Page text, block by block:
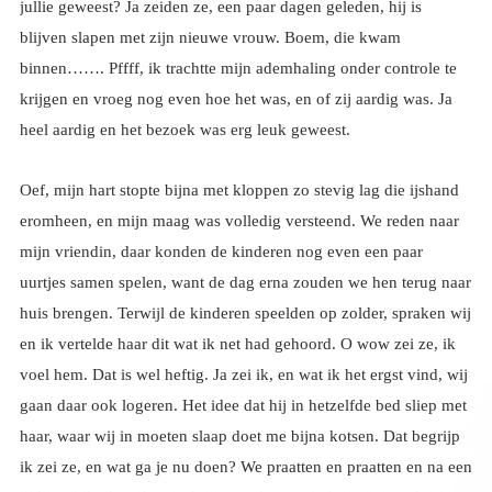
heel aardig en het bezoek was erg leuk geweest.
Oef, mijn hart stopte bijna met kloppen zo stevig lag die ijshand
eromheen, en mijn maag was volledig versteend. We reden naar
mijn vriendin, daar konden de kinderen nog even een paar
uurtjes samen spelen, want de dag erna zouden we hen terug naar
huis brengen. Terwijl de kinderen speelden op zolder, spraken wij
en ik vertelde haar dit wat ik net had gehoord. O wow zei ze, ik
voel hem. Dat is wel heftig. Ja zei ik, en wat ik het ergst vind, wij
gaan daar ook logeren. Het idee dat hij in hetzelfde bed sliep met
haar, waar wij in moeten slaap doet me bijna kotsen. Dat begrijp
ik zei ze, en wat ga je nu doen? We praatten en praatten en na een